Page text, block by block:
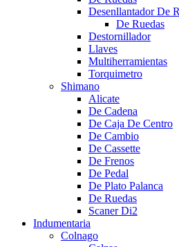
Desenllantador De
De Ruedas
Destornillador
Llaves
Multiherramientas
Torquimetro
Shimano
Alicate
De Cadena
De Caja De Centro
De Cambio
De Cassette
De Frenos
De Pedal
De Plato Palanca
De Ruedas
Scaner Di2
Indumentaria
Colnago